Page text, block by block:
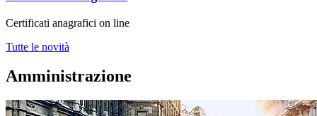
Certificati anagrafici on line
Tutte le novità
Amministrazione